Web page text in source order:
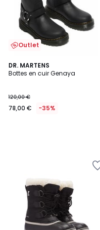
Outlet
DR. MARTENS
Bottes en cuir Genaya
120,00 €
78,00 € -35%